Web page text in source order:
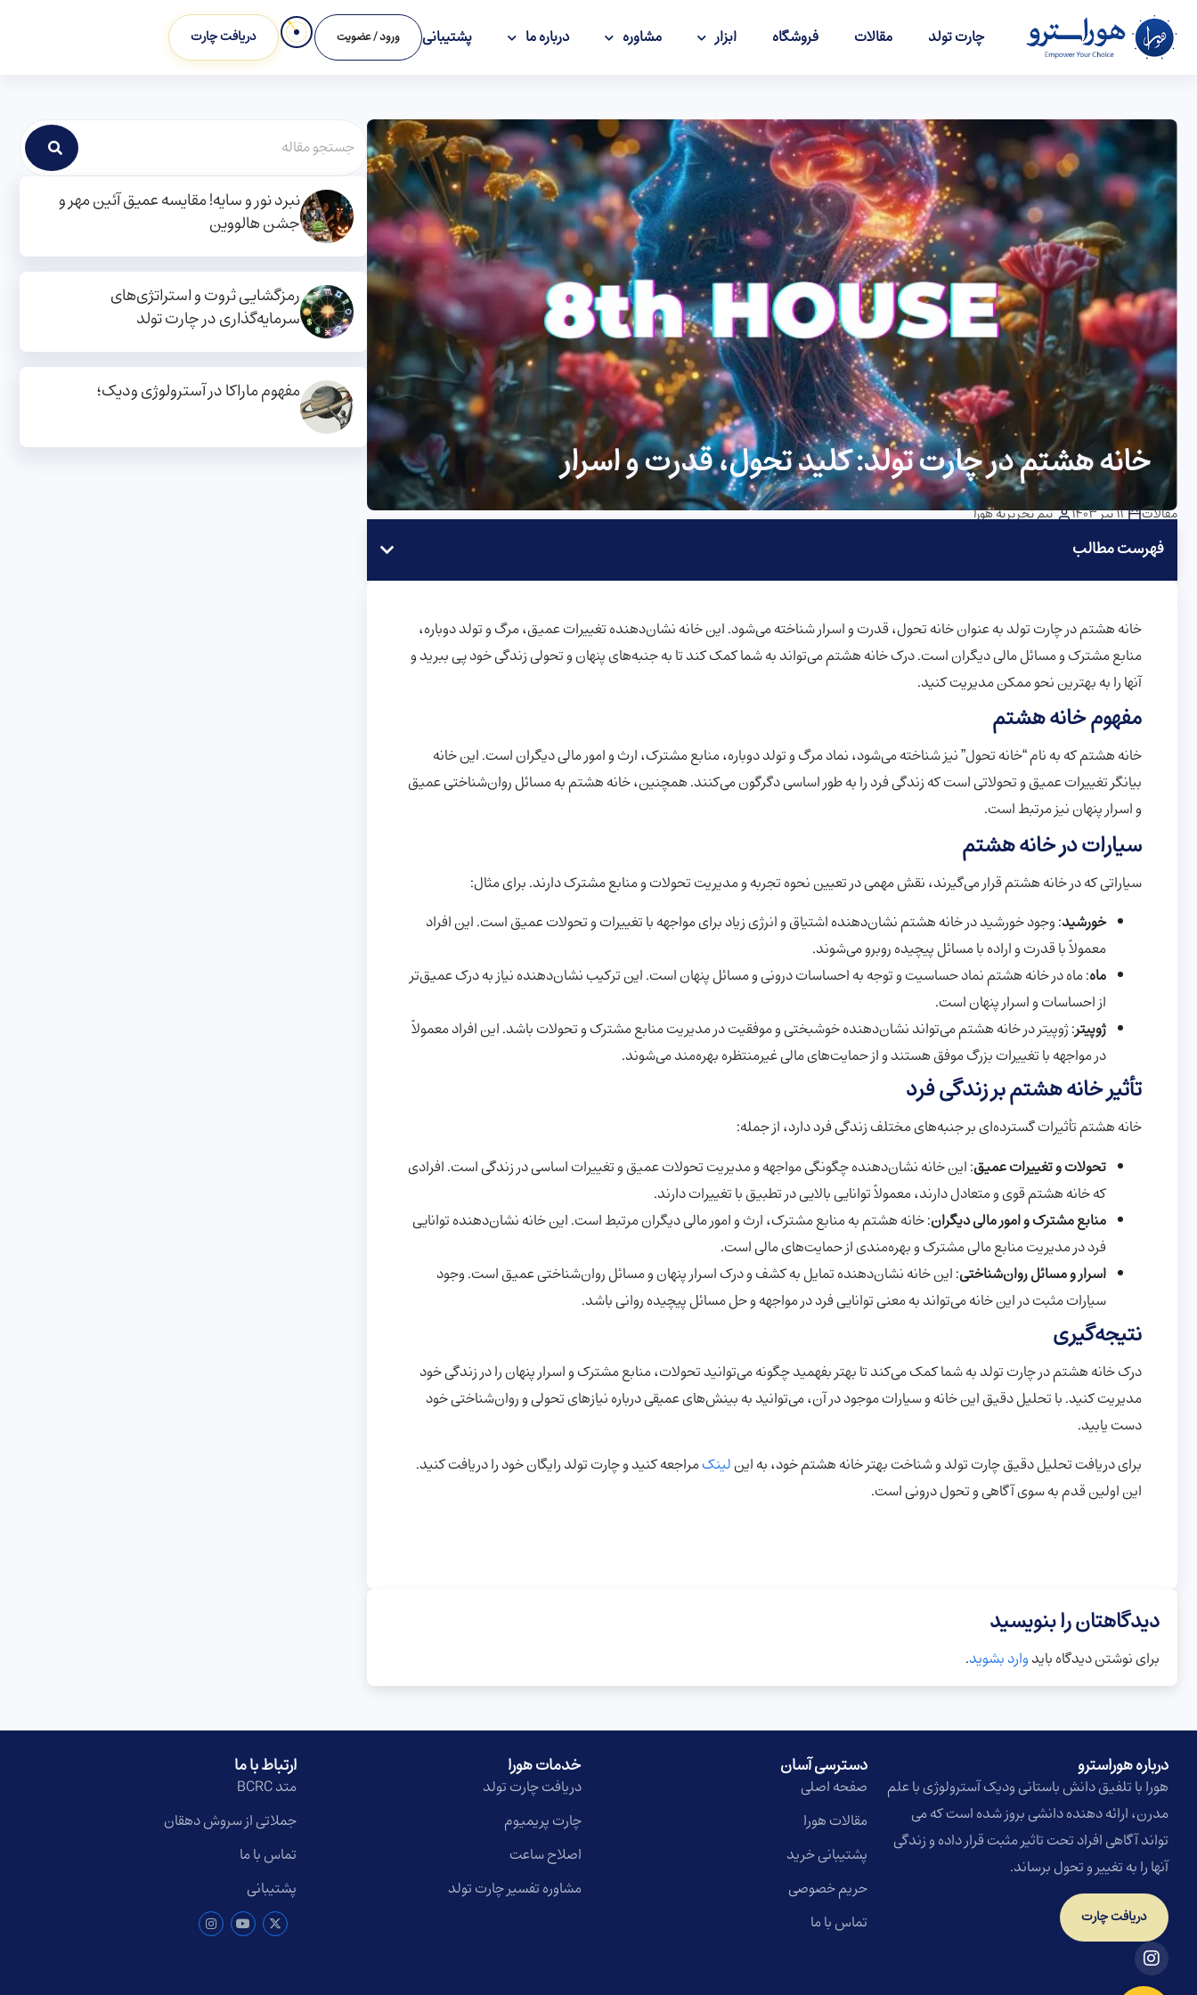
چارت تولد مقالات فروشگاه ابزار مشاوره درباره ما پشتیبانی ورود / عضویت دریافت چارت
خانه هشتم در چارت تولد: کلید تحول، قدرت و اسرار
مقالات 11 تیر 1403 تیم تحریریه هورا
فهرست مطالب
خانه هشتم در چارت تولد به عنوان خانه تحول، قدرت و اسرار شناخته می‌شود. این خانه نشان‌دهنده تغییرات عمیق، مرگ و تولد دوباره،
منابع مشترک و مسائل مالی دیگران است. درک خانه هشتم می‌تواند به شما کمک کند تا به جنبه‌های پنهان و تحولی زندگی خود پی ببرید و
آنها را به بهترین نحو ممکن مدیریت کنید.
مفهوم خانه هشتم
خانه هشتم که به نام “خانه تحول” نیز شناخته می‌شود، نماد مرگ و تولد دوباره، منابع مشترک، ارث و امور مالی دیگران است. این خانه
بیانگر تغییرات عمیق و تحولاتی است که زندگی فرد را به طور اساسی دگرگون می‌کنند. همچنین، خانه هشتم به مسائل روان‌شناختی عمیق
و اسرار پنهان نیز مرتبط است.
سیارات در خانه هشتم
سیاراتی که در خانه هشتم قرار می‌گیرند، نقش مهمی در تعیین نحوه تجربه و مدیریت تحولات و منابع مشترک دارند. برای مثال:
خورشید: وجود خورشید در خانه هشتم نشان‌دهنده اشتیاق و انرژی زیاد برای مواجهه با تغییرات و تحولات عمیق است. این افراد
معمولاً با قدرت و اراده با مسائل پیچیده روبرو می‌شوند.
ماه: ماه در خانه هشتم نماد حساسیت و توجه به احساسات درونی و مسائل پنهان است. این ترکیب نشان‌دهنده نیاز به درک عمیق‌تر
از احساسات و اسرار پنهان است.
ژوپیتر: ژوپیتر در خانه هشتم می‌تواند نشان‌دهنده خوشبختی و موفقیت در مدیریت منابع مشترک و تحولات باشد. این افراد معمولاً
در مواجهه با تغییرات بزرگ موفق هستند و از حمایت‌های مالی غیرمنتظره بهره‌مند می‌شوند.
تأثیر خانه هشتم بر زندگی فرد
خانه هشتم تأثیرات گسترده‌ای بر جنبه‌های مختلف زندگی فرد دارد، از جمله:
تحولات و تغییرات عمیق: این خانه نشان‌دهنده چگونگی مواجهه و مدیریت تحولات عمیق و تغییرات اساسی در زندگی است. افرادی
که خانه هشتم قوی و متعادل دارند، معمولاً توانایی بالایی در تطبیق با تغییرات دارند.
منابع مشترک و امور مالی دیگران: خانه هشتم به منابع مشترک، ارث و امور مالی دیگران مرتبط است. این خانه نشان‌دهنده توانایی
فرد در مدیریت منابع مالی مشترک و بهره‌مندی از حمایت‌های مالی است.
اسرار و مسائل روان‌شناختی: این خانه نشان‌دهنده تمایل به کشف و درک اسرار پنهان و مسائل روان‌شناختی عمیق است. وجود
سیارات مثبت در این خانه می‌تواند به معنی توانایی فرد در مواجهه و حل مسائل پیچیده روانی باشد.
نتیجه‌گیری
درک خانه هشتم در چارت تولد به شما کمک می‌کند تا بهتر بفهمید چگونه می‌توانید تحولات، منابع مشترک و اسرار پنهان را در زندگی خود
مدیریت کنید. با تحلیل دقیق این خانه و سیارات موجود در آن، می‌توانید به بینش‌های عمیقی درباره نیازهای تحولی و روان‌شناختی خود
دست یابید.
برای دریافت تحلیل دقیق چارت تولد و شناخت بهتر خانه هشتم خود، به اینلینکمراجعه کنید و چارت تولد رایگان خود را دریافت کنید.
این اولین قدم به سوی آگاهی و تحول درونی است.
دیدگاهتان را بنویسید
برای نوشتن دیدگاه بایدوارد بشوید.
نبرد نور و سایه! مقایسه عمیق آئین مهر و
جشن هالووین
رمزگشایی ثروت و استراتژی‌های
سرمایه‌گذاری در چارت تولد
مفهوم ماراکا در آسترولوژی ودیک؛
درباره هوراسترو​
هورا با تلفیق دانش باستانی ودیک آسترولوژی با علم
مدرن، ارائه دهنده دانشی بروز شده است که می
تواند آگاهی افراد تحت تاثیر مثبت قرار داده و زندگی
آنها را به تغییر و تحول برساند.
دریافت چارت
دسترسی آسان
صفحه اصلی
مقالات هورا
پشتیبانی خرید
حریم خصوصی
تماس با ما
خدمات هورا
دریافت چارت تولد
چارت پریمیوم
اصلاح ساعت
مشاوره تفسیر چارت تولد
ارتباط با ما
متد BCRC
جملاتی از سروش دهقان
تماس با ما
پشتیبانی